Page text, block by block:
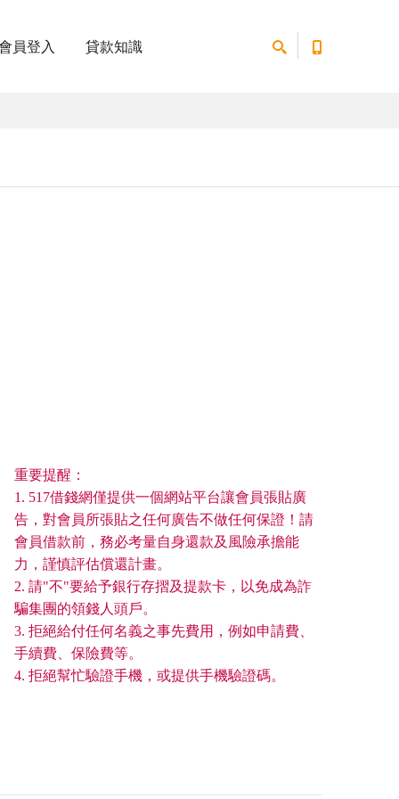
員登入 貸款知識
重要提醒：
1. 517借錢網僅提供一個網站平台讓會員張貼廣
告，對會員所張貼之任何廣告不做任何保證！請
會員借款前，務必考量自身還款及風險承擔能
力，謹慎評估償還計畫。
2. 請"不"要給予銀行存摺及提款卡，以免成為詐
騙集團的領錢人頭戶。
3. 拒絕給付任何名義之事先費用，例如申請費、
手續費、保險費等。
4. 拒絕幫忙驗證手機，或提供手機驗證碼。